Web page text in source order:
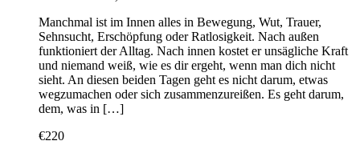
Manchmal ist im Innen alles in Bewegung, Wut, Trauer,
Sehnsucht, Erschöpfung oder Ratlosigkeit. Nach außen
funktioniert der Alltag. Nach innen kostet er unsägliche Kraft
und niemand weiß, wie es dir ergeht, wenn man dich nicht
sieht. An diesen beiden Tagen geht es nicht darum, etwas
wegzumachen oder sich zusammenzureißen. Es geht darum,
dem, was in […]
€220